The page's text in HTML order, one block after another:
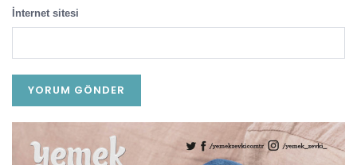
İnternet sitesi